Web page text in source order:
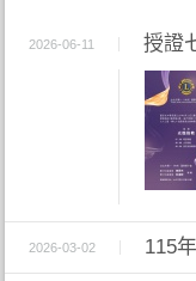
2026-06-11 授證
2026-03-02 115